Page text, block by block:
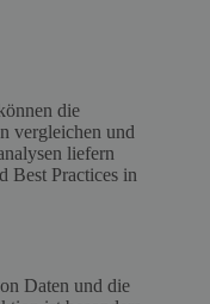
die
vergleichen und
liefern
Best Practices in
Daten und die